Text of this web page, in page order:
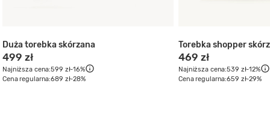
Duża torebka skórzana
499 zł
Najniższa cena:599 zł-16%
Cena regularna:689 zł-28%
Torebka shopper
469 zł
Najniższa cena:539 zł-12%
Cena regularna:659 zł-29%